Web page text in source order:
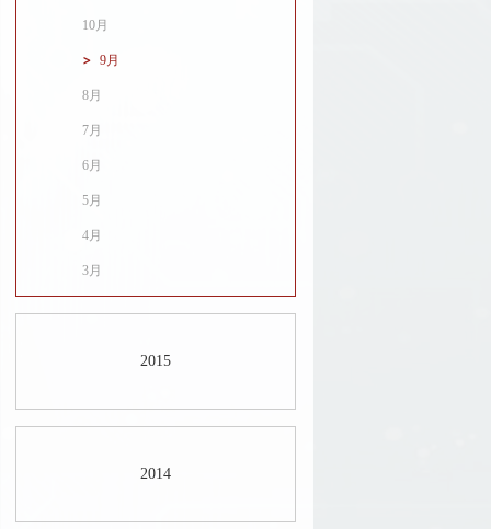
10月
9月
8月
7月
6月
5月
4月
3月
2015
2014